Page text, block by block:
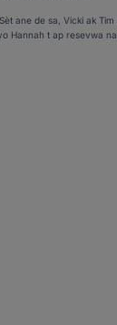
Sèt ane de sa, Vicki ak
Hannah t ap resevwa
epi ki pa vèbal epi ki pa